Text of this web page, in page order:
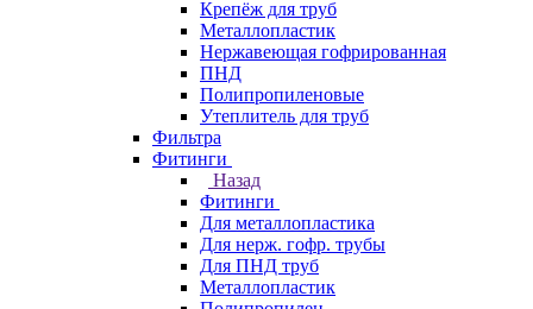
Крепёж для труб
Металлопластик
Нержавеющая гофрированная
ПНД
Полипропиленовые
Утеплитель для труб
Фильтра
Фитинги
Назад
Фитинги
Для металлопластика
Для нерж. гофр. трубы
Для ПНД труб
Металлопластик